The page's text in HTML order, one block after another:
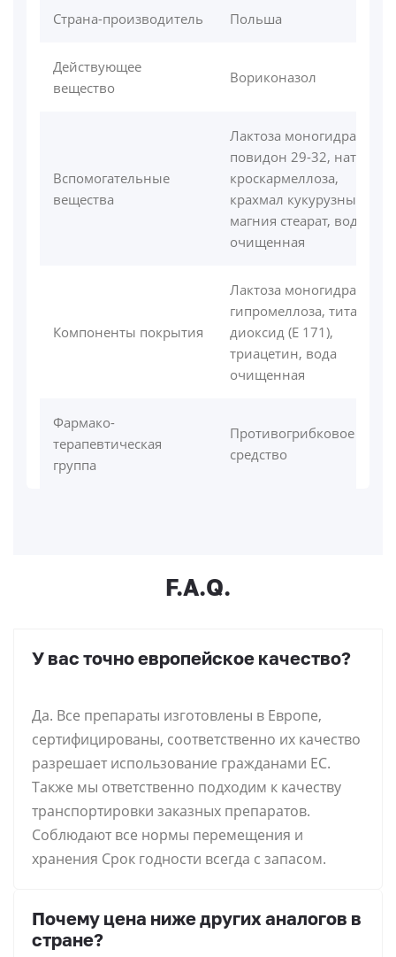
Страна-производитель Польша
Действующее
вещество
Вориконазол
Вспомогательные
вещества
Лактоза моногидрат,
повидон 29-32, натрия
кроскармеллоза,
крахмал кукурузный,
магния стеарат, вода
очищенная
Компоненты покрытия
Лактоза моногидрат,
гипромеллоза, титана
диоксид (Е 171),
триацетин, вода
очищенная
Фармако-
терапевтическая
группа
Противогрибковое
средство
F.A.Q.
У вас точно европейское качество?
Да. Все препараты изготовлены в Европе,
сертифицированы, соответственно их качество
разрешает использование гражданами ЕС.
Также мы ответственно подходим к качеству
транспортировки заказных препаратов.
Соблюдают все нормы перемещения и
хранения Срок годности всегда с запасом.
Почему цена ниже других аналогов в
стране?